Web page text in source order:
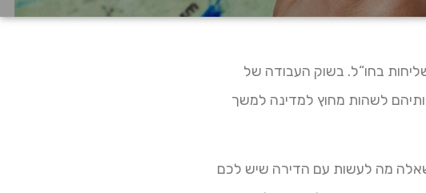
בחו“ל. בשוק העבודה של
לשהות מחוץ למדינה למשך
מה לעשות עם הדירה שיש לכם